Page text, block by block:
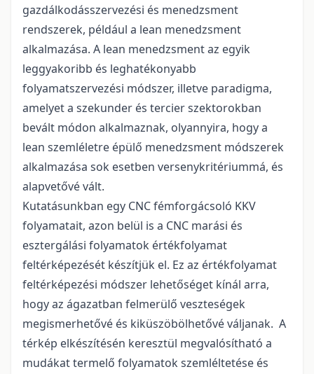
gazdálkodásszervezési és menedzsment
rendszerek, például a lean menedzsment
alkalmazása. A lean menedzsment az egyik
leggyakoribb és leghatékonyabb
folyamatszervezési módszer, illetve paradigma,
amelyet a szekunder és tercier szektorokban
bevált módon alkalmaznak, olyannyira, hogy a
lean szemléletre épülő menedzsment módszerek
alkalmazása sok esetben versenykritériummá, és
alapvetővé vált.
Kutatásunkban egy CNC fémforgácsoló KKV
folyamatait, azon belül is a CNC marási és
esztergálási folyamatok értékfolyamat
feltérképezését készítjük el. Ez az értékfolyamat
feltérképezési módszer lehetőséget kínál arra,
hogy az ágazatban felmerülő veszteségek
megismerhetővé és kiküszöbölhetővé váljanak. A
térkép elkészítésén keresztül megvalósítható a
mudákat termelő folyamatok szemléltetése és